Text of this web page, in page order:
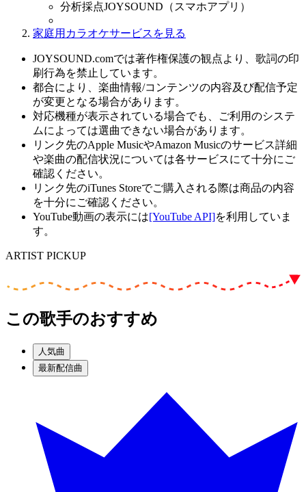
分析採点JOYSOUND（スマホアプリ）
家庭用カラオケサービスを見る
JOYSOUND.comでは著作権保護の観点より、歌詞の印
刷行為を禁止しています。
都合により、楽曲情報/コンテンツの内容及び配信予定
が変更となる場合があります。
対応機種が表示されている場合でも、ご利用のシステ
ムによっては選曲できない場合があります。
リンク先のApple MusicやAmazon Musicのサービス詳細
や楽曲の配信状況については各サービスにて十分にご
確認ください。
リンク先のiTunes Storeでご購入される際は商品の内容
を十分にご確認ください。
YouTube動画の表示には[YouTube API]を利用していま
す。
ARTIST PICKUP
この歌手のおすすめ
人気曲
最新配信曲